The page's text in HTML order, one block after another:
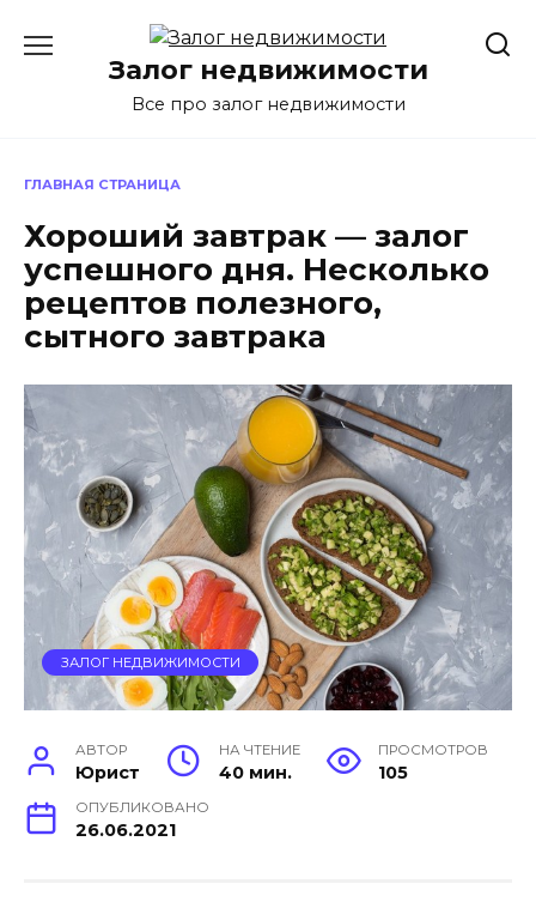
содержаниюЗалог недвижимости
Все про залог недвижимости
ГЛАВНАЯ СТРАНИЦА
Хороший завтрак — залог
успешного дня. Несколько
рецептов полезного,
сытного завтрака
ЗАЛОГ НЕДВИЖИМОСТИ
АВТОР
Юрист
НА ЧТЕНИЕ
40 мин.
ПРОСМОТРОВ
105
ОПУБЛИКОВАНО
26.06.2021